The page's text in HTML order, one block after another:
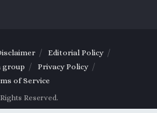
Editorial Policy
group
Privacy Policy
of Service
Reserved.